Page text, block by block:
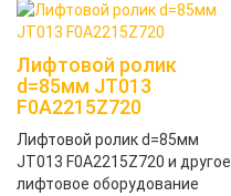
Лифтовой ролик
d=85мм JT013
F0A2215Z720
Лифтовой ролик d=85мм
JT013 F0A2215Z720 и другое
лифтовое оборудование